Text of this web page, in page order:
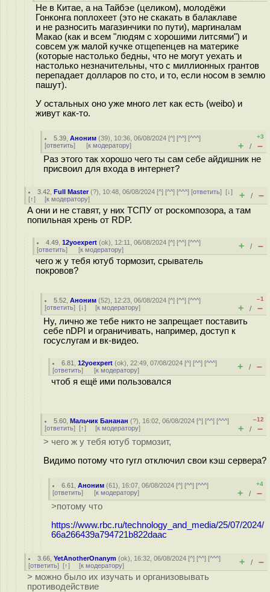
Не в Китае, а на Тайбэе (целиком), молодёжи
Гонконга поплохеет (это не скакать в балаклаве
и не разносить магазинчики по пути), маргиналам
Макао (как и всем "людям с хорошими литсями") и
совсем уж малой кучке отщепенцев на материке
(которые настолько бедны, что не могут уехать и
настолько незначительны, что с миллионных грантов
перепадает долларов по сто, и то, если носом в землю
пашут).
У остальных оно уже много лет как есть (weibo) и
живут как-то.
5.39 ,Аноним (39), 10:36, 06/08/2024 [^] [^^] [^^^]
[ответить] [к модератору]
+3
+ / –
Раз этого так хорошо чего ты сам себе айдишник не
присвоил для входа в интернет?
3.42 ,Full Master(?), 10:48, 06/08/2024 [^] [^^] [^^^] [ответить][↓]
[↑] [к модератору] + / –
А они и не ставят, у них ТСПУ от роскомпозора, а там
попильная хрень от RDP.
4.49 ,12yoexpert (ok), 12:11, 06/08/2024 [^] [^^] [^^^]
[ответить] [к модератору] + / –
чего ж у тебя ютуб тормозит, срыватель
покровов?
5.52 ,Аноним (52), 12:23, 06/08/2024 [^] [^^] [^^^]
[ответить] [↓] [к модератору]
–1
+ / –
Ну, лично же тебе никто не запрещает поставить
себе nDPI и ограничивать, например, доступ к
госуслугам и вк-видео.
6.81 ,12yoexpert (ok), 22:49, 07/08/2024 [^] [^^] [^^^]
[ответить] [к модератору] + / –
чтоб я ещё ими пользовался
5.60 ,Мальчик Бананан (?), 16:02, 06/08/2024 [^] [^^] [^^^]
[ответить] [↑] [к модератору]
–12
+ / –
> чего ж у тебя ютуб тормозит,
Видимо потому что гугл отключил свои кэш сервера?
6.61 ,Аноним (61), 16:07, 06/08/2024 [^] [^^] [^^^]
[ответить] [к модератору]
+4
+ / –
>потому что
https://www.rbc.ru/technology_and_media/25/07/2024/
66a266439a794721b822daac
3.66 ,YetAnotherOnanym (ok), 16:32, 06/08/2024 [^] [^^] [^^^]
[ответить] [↑] [к модератору] + / –
> можно было их изучать и организовывать
противодействие